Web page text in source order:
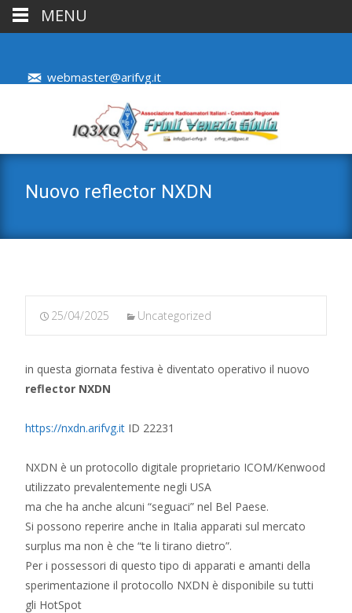
webmaster@arifvg.it
Nuovo reflector NXDN
25/04/2025 Uncategorized
in questa giornata festiva è diventato operativo il nuovo
reflector NXDN
https://nxdn.arifvg.it ID 22231
NXDN è un protocollo digitale proprietario ICOM/Kenwood
utilizzato prevalentemente negli USA
ma che ha anche alcuni “seguaci” nel Bel Paese.
Si possono reperire anche in Italia apparati sul mercato
surplus ma non è che “te li tirano dietro”.
Per i possessori di questo tipo di apparati e amanti della
sperimentazione il protocollo NXDN è disponibile su tutti
gli HotSpot
MENU